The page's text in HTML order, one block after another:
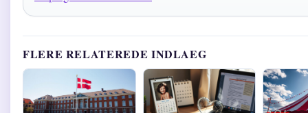
FLERE RELATEREDE INDLAEG